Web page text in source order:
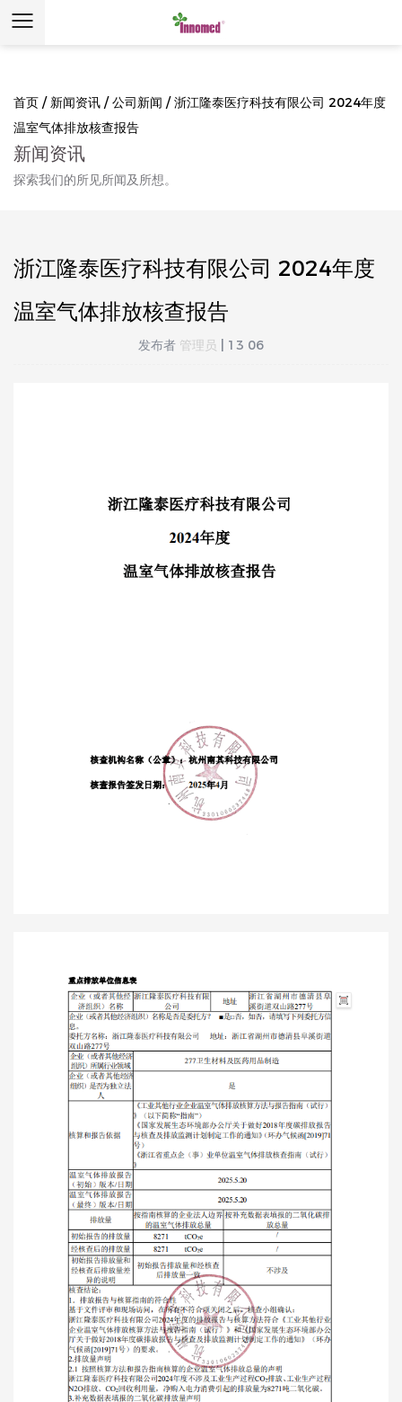
首页 / 新闻资讯 /公司新闻 /浙江隆泰医疗科技有限公司 2024年度
温室气体排放核查报告
新闻资讯
探索我们的所见所闻及所想。
浙江隆泰医疗科技有限公司 2024年度
温室气体排放核查报告
发布者 管理员 | 13 06